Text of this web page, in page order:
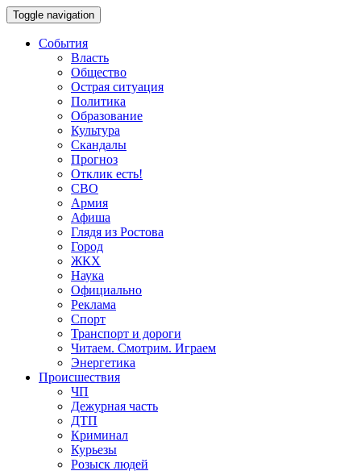
Toggle navigation
События
Власть
Общество
Острая ситуация
Политика
Образование
Культура
Скандалы
Прогноз
Отклик есть!
СВО
Армия
Афиша
Глядя из Ростова
Город
ЖКХ
Наука
Официально
Реклама
Спорт
Транспорт и дороги
Читаем. Смотрим. Играем
Энергетика
Происшествия
ЧП
Дежурная часть
ДТП
Криминал
Курьезы
Розыск людей